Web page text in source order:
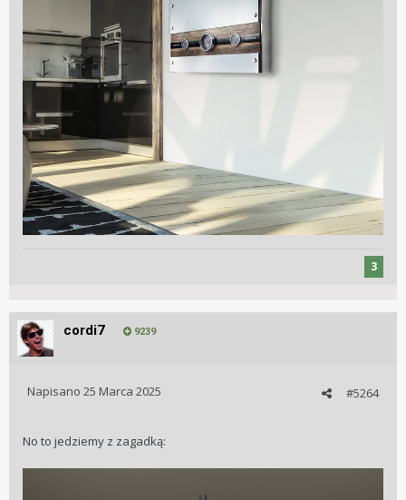
3
cordi7 9239
#5264
Napisano 25 Marca 2025
No to jedziemy z zagadką: